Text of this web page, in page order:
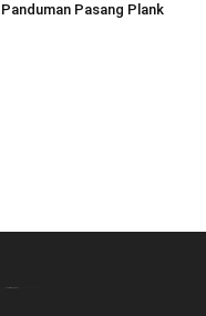
Panduman Pasang Plank